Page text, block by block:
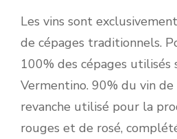
Les vins sont
de cépages traditionnels.
100% des cépages utilisés
Vermentino. 90% du vin de
revanche utilisé pour la
rouges et de rosé,